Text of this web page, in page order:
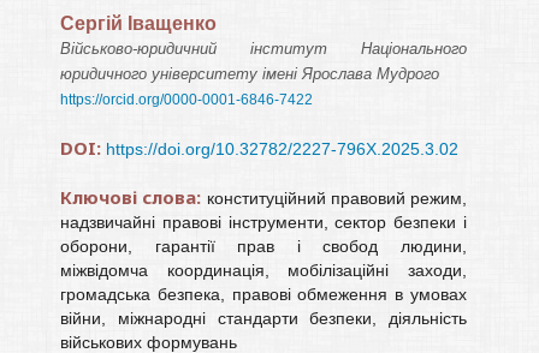
Сергій Іващенко
Військово-юридичний інститут Національного
юридичного університету імені Ярослава Мудрого
https://orcid.org/0000-0001-6846-7422
DOI: https://doi.org/10.32782/2227-796X.2025.3.02
Ключові слова: конституційний правовий режим,
надзвичайні правові інструменти, сектор безпеки і
оборони, гарантії прав і свобод людини,
міжвідомча координація, мобілізаційні заходи,
громадська безпека, правові обмеження в умовах
війни, міжнародні стандарти безпеки, діяльність
військових формувань